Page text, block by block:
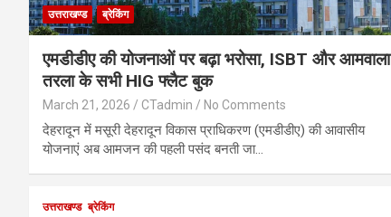
उत्तराखण्ड ब्रेकिंग
एमडीडीए की योजनाओं पर बढ़ा भरोसा, ISBT और आमवाला
तरला के सभी HIG फ्लैट बुक
March 21, 2026 CTadmin No Comments
देहरादून में मसूरी देहरादून विकास प्राधिकरण (एमडीडीए) की आवासीय
योजनाएं अब आमजन की पहली पसंद बनती जा…
उत्तराखण्ड ब्रेकिंग